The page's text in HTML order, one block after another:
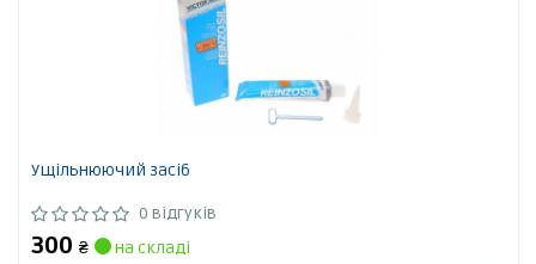
Ущільнюючий засіб
0 відгуків
300 ₴
на складі